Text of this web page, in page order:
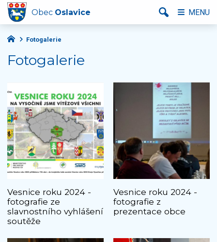
Fotogalerie
Fotogalerie
Vesnice roku 2024 -
fotografie ze
slavnostního vyhlášení
soutěže
Vesnice roku 2024 -
fotografie z
prezentace obce
Obec Oslavice MENU